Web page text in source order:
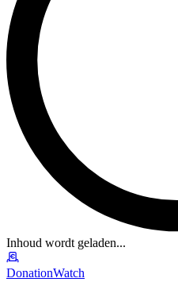
Inhoud wordt geladen...
DonationWatch